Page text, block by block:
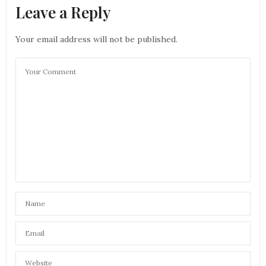
Leave a Reply
Your email address will not be published.